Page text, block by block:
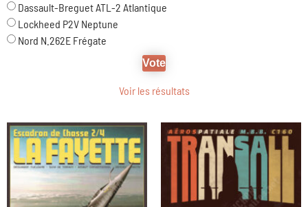
Dassault-Breguet ATL-2 Atlantique
Lockheed P2V Neptune
Nord N.262E Frégate
Voir les résultats